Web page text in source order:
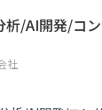
扱う機会は減少し
るため、できるだ
ていくことが大切
析/AI開発/コ
社